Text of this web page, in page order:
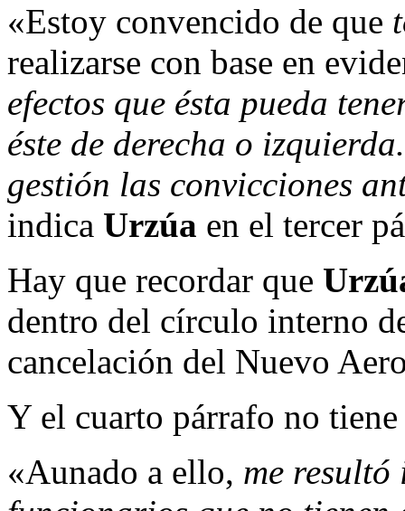
«Estoy convencido de que
realizarse con base en
efectos que ésta pueda
éste de derecha o
gestión las convicciones
indica Urzúa en el tercer
Hay que recordar que
dentro del círculo interno
cancelación del Nuevo
Y el cuarto párrafo no
«Aunado a ello, me